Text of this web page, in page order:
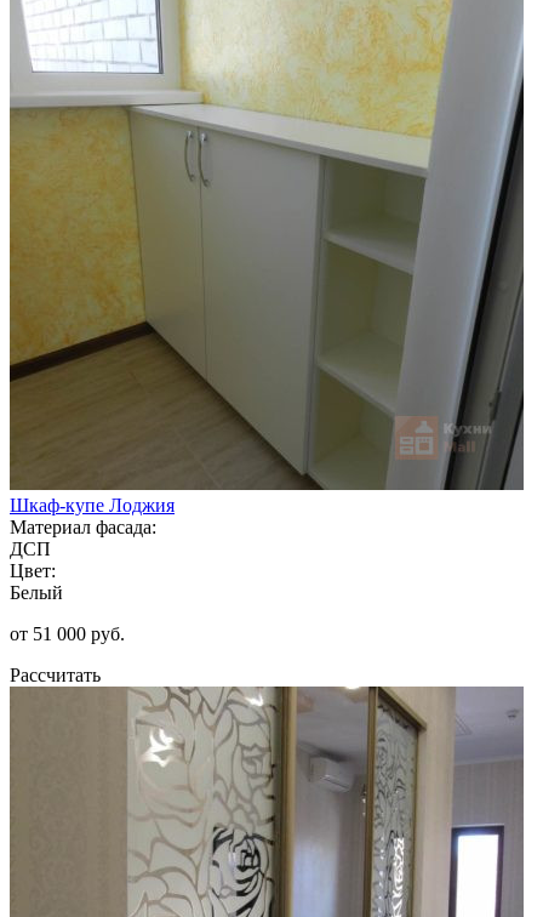
Шкаф-купе Лоджия
Материал фасада:
ДСП
Цвет:
Белый
от 51 000 руб.
Рассчитать